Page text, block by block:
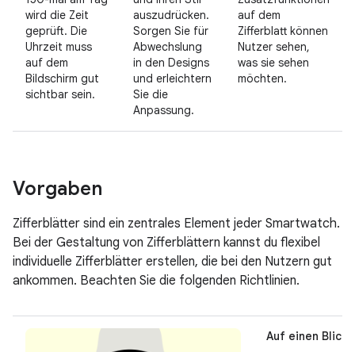
wird die Zeit
geprüft. Die
Uhrzeit muss
auf dem
Bildschirm gut
sichtbar sein.
auszudrücken.
Sorgen Sie für
Abwechslung
in den Designs
und erleichtern
Sie die
Anpassung.
auf dem
Zifferblatt können
Nutzer sehen,
was sie sehen
möchten.
Vorgaben
Zifferblätter sind ein zentrales Element jeder Smartwatch.
Bei der Gestaltung von Zifferblättern kannst du flexibel
individuelle Zifferblätter erstellen, die bei den Nutzern gut
ankommen. Beachten Sie die folgenden Richtlinien.
Auf einen Blick